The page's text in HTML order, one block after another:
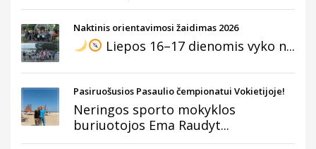
Naktinis orientavimosi žaidimas 2026
Liepos 16–17 dienomis vyko n...
Pasiruošusios Pasaulio čempionatui Vokietijoje!
Neringos sporto mokyklos
buriuotojos Ema Raudyt...